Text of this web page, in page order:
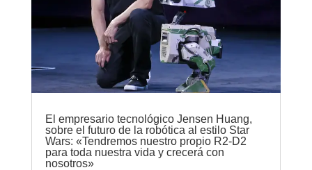
El empresario tecnológico Jensen Huang,
sobre el futuro de la robótica al estilo Star
Wars: «Tendremos nuestro propio R2-D2
para toda nuestra vida y crecerá con
nosotros»